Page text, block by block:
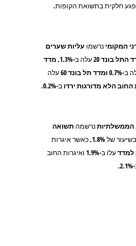
חלקית בתשואת הקופות.
המקומי נרשמו עליות שערים
התל בונד 20 עלה ב-1.3%,
מדד
ב-0.7% ומדד תל בונד 60
עלה
החוב הלא מדורגות ירדו ב-0.2%.
הממשלתיותנרשמה תשואה
בשיעור של 1.8%, כאשר איגרות
למדדעלו ב-1.9% ואיגרות החוב